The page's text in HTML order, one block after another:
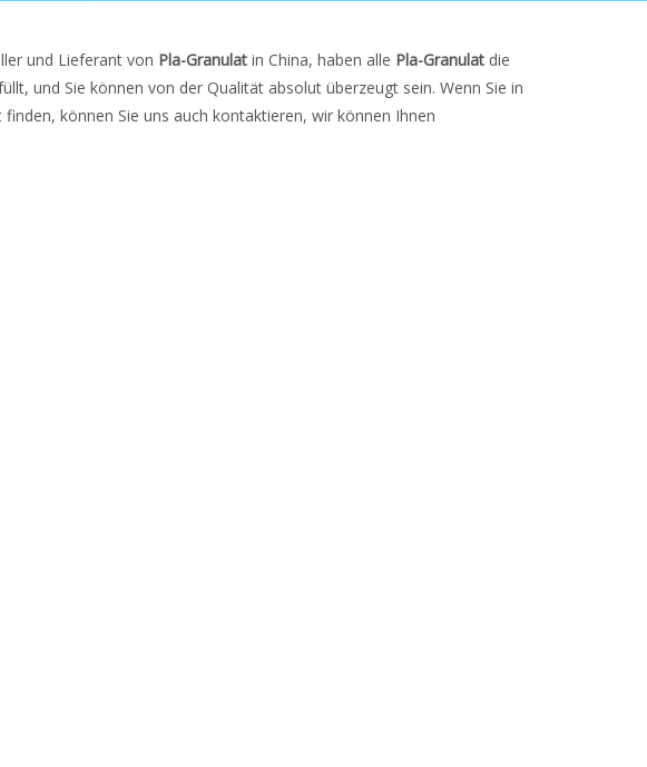
und Lieferant von Pla-Granulat in China, haben alle Pla-Granulat die
und Sie können von der Qualität absolut überzeugt sein. Wenn Sie in
finden, können Sie uns auch kontaktieren, wir können Ihnen